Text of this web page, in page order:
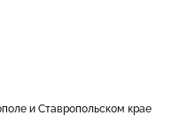
и Ставропольском крае